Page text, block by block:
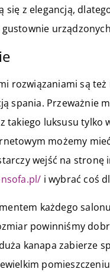
się z elegancją,
gustownie
rozwiązaniami są też
spania. Przeważnie
takiego luksusu tylko
możemy
wejść na stronę
i wybrać coś
każdego
powinniśmy
kanapa zabierze